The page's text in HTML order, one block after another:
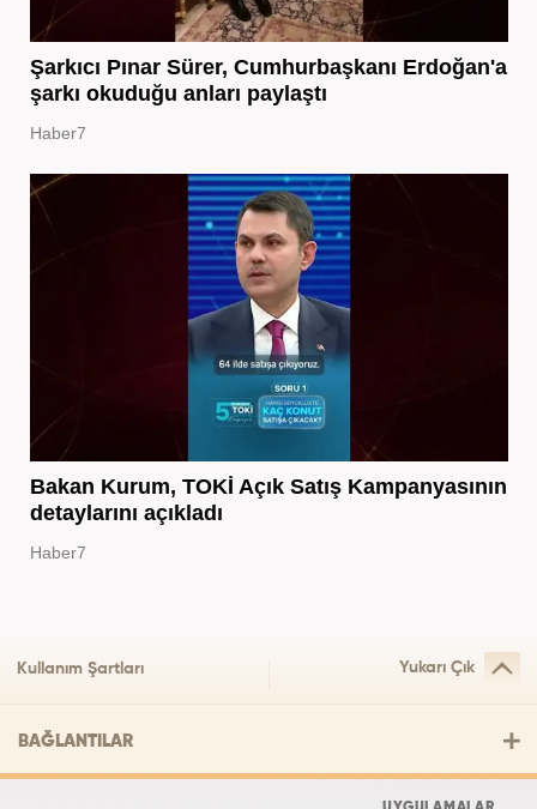
Şarkıcı Pınar Sürer, Cumhurbaşkanı Erdoğan'a
şarkı okuduğu anları paylaştı
Haber7
Bakan Kurum, TOKİ Açık Satış Kampanyasının
detaylarını açıkladı
Haber7
Kullanım Şartları Yukarı Çık
BAĞLANTILAR